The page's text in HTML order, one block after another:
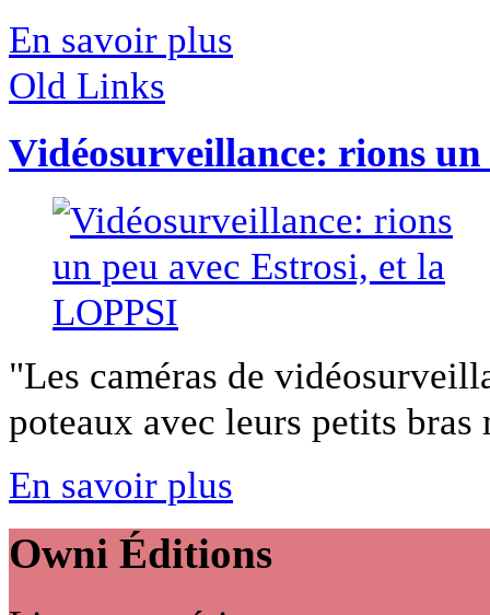
En savoir plus
Old Links
Vidéosurveillance: rions
"Les caméras de
poteaux avec leurs petits
En savoir plus
Owni Éditions